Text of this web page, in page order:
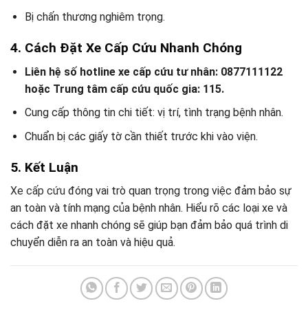
Bị chấn thương nghiêm trọng.
4. Cách Đặt Xe Cấp Cứu Nhanh Chóng
Liên hệ số hotline xe cấp cứu tư nhân: 0877111122
hoặc Trung tâm cấp cứu quốc gia: 115.
Cung cấp thông tin chi tiết: vị trí, tình trạng bệnh nhân.
Chuẩn bị các giấy tờ cần thiết trước khi vào viện.
5. Kết Luận
Xe cấp cứu đóng vai trò quan trọng trong việc đảm bảo sự
an toàn và tính mạng của bệnh nhân. Hiểu rõ các loại xe và
cách đặt xe nhanh chóng sẽ giúp bạn đảm bảo quá trình di
chuyển diễn ra an toàn và hiệu quả.